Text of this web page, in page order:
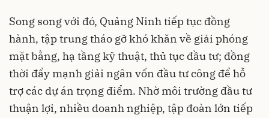
Song song với đó, Quảng Ninh tiếp tục đồng
hành, tập trung tháo gỡ khó khăn về giải phóng
mặt bằng, hạ tầng kỹ thuật, thủ tục đầu tư; đồng
thời đẩy mạnh giải ngân vốn đầu tư công để hỗ
trợ các dự án trọng điểm. Nhờ môi trường đầu tư
thuận lợi, nhiều doanh nghiệp, tập đoàn lớn tiếp